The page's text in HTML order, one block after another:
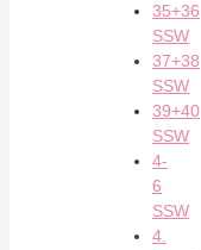
35+36
SSW
37+38
SSW
39+40
SSW
4-
6
SSW
4.